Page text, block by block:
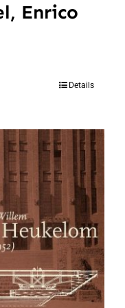
Enrico
Details